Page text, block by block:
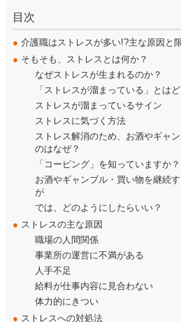
目次
● 介護職はストレスが多い!?主な原因と
● そもそも、ストレスとは何か？
なぜストレスが生まれるのか？
「ストレスが溜まっている」とは
ストレスが溜まっているサイン
ストレスに気づく方法
ストレス解消のため、お酒やギャ
のはなぜ？
「コーピング」を知っていますか？
お酒やギャンブル・買い物を継続
が
では、どのようにしたらいい？
● ストレスの主な原因
職場の人間関係
事業所の運営に不満がある
人手不足
給料が仕事内容に見合わない
体力的にきつい
● ストレスへの対処法